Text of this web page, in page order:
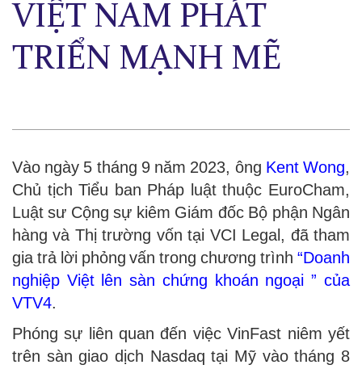
VIỆT NAM PHÁT
TRIỂN MẠNH MẼ
Vào ngày 5 tháng 9 năm 2023, ông Kent Wong,
Chủ tịch Tiểu ban Pháp luật thuộc EuroCham,
Luật sư Cộng sự kiêm Giám đốc Bộ phận Ngân
hàng và Thị trường vốn tại VCI Legal, đã tham
gia trả lời phỏng vấn trong chương trình “Doanh
nghiệp Việt lên sàn chứng khoán ngoại ” của
VTV4.
Phóng sự liên quan đến việc VinFast niêm yết
trên sàn giao dịch Nasdaq tại Mỹ vào tháng 8